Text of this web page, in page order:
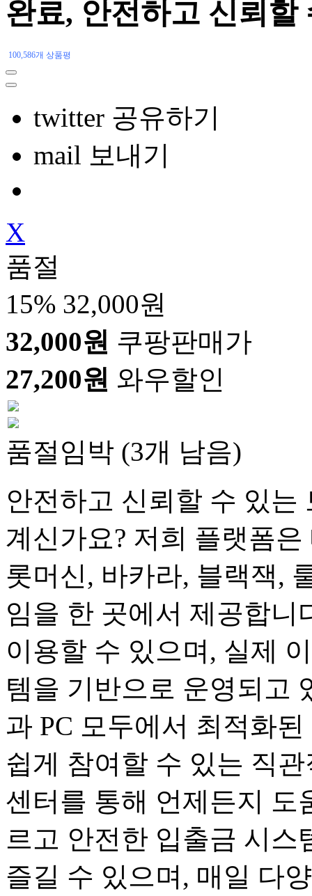
완료, 안전하고 신뢰할
100,586개 상품평
twitter 공유하기
mail 보내기
X
품절
15% 32,000원
32,000원 쿠팡판매가
27,200원 와우할인
품절임박 (3개 남음)
안전하고 신뢰할 수 있는
계신가요? 저희 플랫폼
롯머신, 바카라, 블랙잭,
임을 한 곳에서 제공합니
이용할 수 있으며, 실제
템을 기반으로 운영되고
과 PC 모두에서 최적화
쉽게 참여할 수 있는 직
센터를 통해 언제든지 도
르고 안전한 입출금 시스
즐길 수 있으며, 매일 다